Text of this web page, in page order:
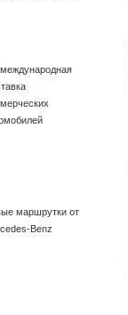
международная
маршрутки от
Benz